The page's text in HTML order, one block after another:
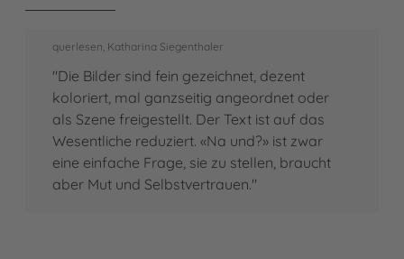
querlesen, Katharina Siegenthaler
"Die Bilder sind fein gezeichnet, dezent
koloriert, mal ganzseitig angeordnet oder
als Szene freigestellt. Der Text ist auf das
Wesentliche reduziert. «Na und?» ist zwar
eine einfache Frage, sie zu stellen, braucht
aber Mut und Selbstvertrauen."